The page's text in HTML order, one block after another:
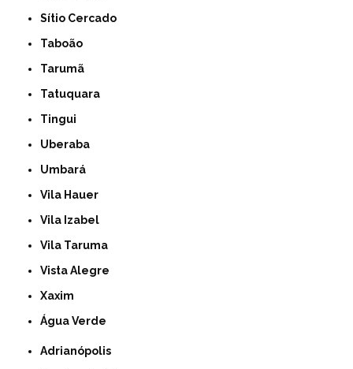
Sítio Cercado
Taboão
Tarumã
Tatuquara
Tingui
Uberaba
Umbará
Vila Hauer
Vila Izabel
Vila Taruma
Vista Alegre
Xaxim
Água Verde
Adrianópolis